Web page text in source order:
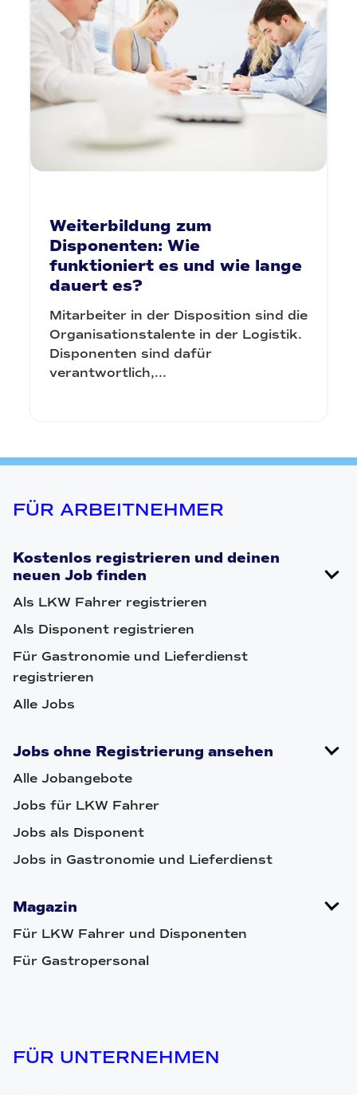
Weiterbildung zum
Disponenten: Wie
funktioniert es und wie lange
dauert es?
Mitarbeiter in der Disposition sind die
Organisationstalente in der Logistik.
Disponenten sind dafür
verantwortlich,...
FÜR ARBEITNEHMER
Kostenlos registrieren und deinen
neuen Job finden
Als LKW Fahrer registrieren
Als Disponent registrieren
Für Gastronomie und Lieferdienst
registrieren
Alle Jobs
Jobs ohne Registrierung ansehen
Alle Jobangebote
Jobs für LKW Fahrer
Jobs als Disponent
Jobs in Gastronomie und Lieferdienst
Magazin
Für LKW Fahrer und Disponenten
Für Gastropersonal
FÜR UNTERNEHMEN